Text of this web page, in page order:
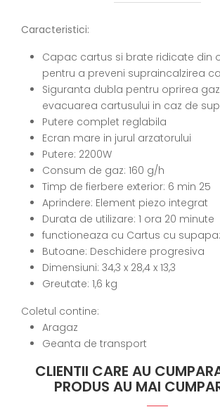
Caracteristici:
Capac cartus si brate ridicate din
pentru a preveni supraincalzirea
Siguranta dubla pentru oprirea
evacuarea cartusului in caz de
Putere complet reglabila
Ecran mare in jurul arzatorului
Putere: 2200W
Consum de gaz: 160 g/h
Timp de fierbere exterior: 6 min 25
Aprindere: Element piezo integrat
Durata de utilizare: 1 ora 20 minute
functioneaza cu Cartus cu supapa:
Butoane: Deschidere progresiva
Dimensiuni: 34,3 x 28,4 x 13,3
Greutate: 1,6 kg
Coletul contine:
Aragaz
Geanta de transport
CLIENTII CARE AU
PRODUS AU MAI